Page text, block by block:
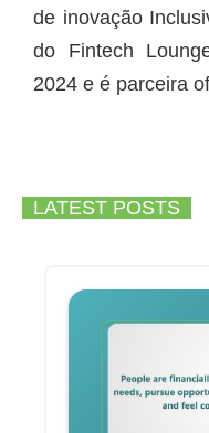
de inovação
do Fintech
2024 e é parceira
LATEST POSTS